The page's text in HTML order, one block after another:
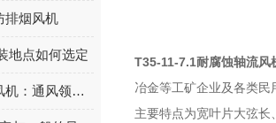
排烟风机
地点如何选定
防腐玻璃钢边墙风机：通风领域的耐用之选
T35-11-7.1耐腐蚀轴流风
冶金等工矿企业及各类
主要特点为宽叶片大弦